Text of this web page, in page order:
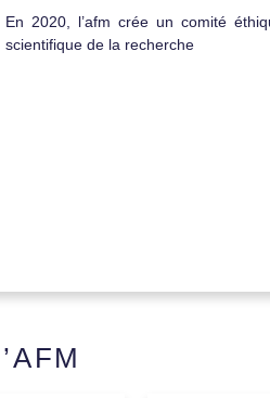
En 2020, l’afm crée un comité
scientifique de la recherche